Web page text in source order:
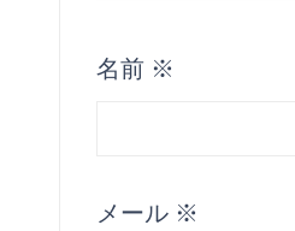
名前 ※
メール ※